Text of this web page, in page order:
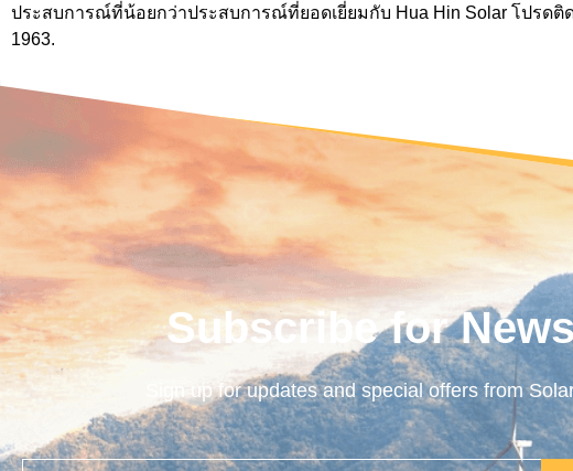
ประสบการณ์ที่น้อยกว่าประสบการณ์ที่ยอดเยี่ยมกับ Hua Hin Solar โปรดติ
1963.
Subscribe for
Sign up for updates and special offers from